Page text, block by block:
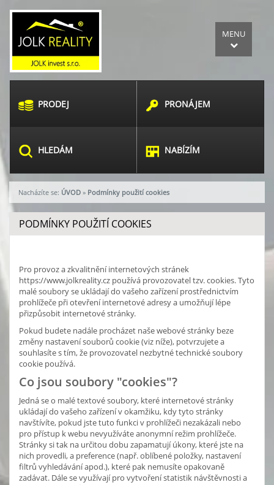
MENU
PRODEJ PRONÁJEM
HLEDÁM NABÍZÍM
Nacházíte se: ÚVOD » Podmínky použití cookies
PODMÍNKY POUŽITÍ COOKIES
Pro provoz a zkvalitnění internetových stránek
https://www.jolkreality.cz používá provozovatel tzv. cookies. Tyto
malé soubory se ukládají do vašeho zařízení prostřednictvím
prohlížeče při otevření internetové adresy a umožňují lépe
přizpůsobit internetové stránky.
Pokud budete nadále procházet naše webové stránky beze
změny nastavení souborů cookie (viz níže), potvrzujete a
souhlasíte s tím, že provozovatel nezbytné technické soubory
cookie používá.
Co jsou soubory "cookies"?
Jedná se o malé textové soubory, které internetové stránky
ukládají do vašeho zařízení v okamžiku, kdy tyto stránky
navštívíte, pokud jste tuto funkci v prohlížeči nezakázali nebo
pro přístup k webu nevyužíváte anonymní režim prohlížeče.
Stránky si tak na určitou dobu zapamatují úkony, které jste na
nich provedli, a preference (např. oblíbené položky, nastavení
filtrů vyhledávání apod.), které pak nemusíte opakovaně
zadávat. Dále se využívají pro vytvoření statistik návštěvnosti a